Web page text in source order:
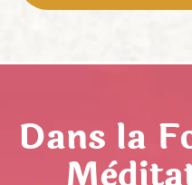
Dans la